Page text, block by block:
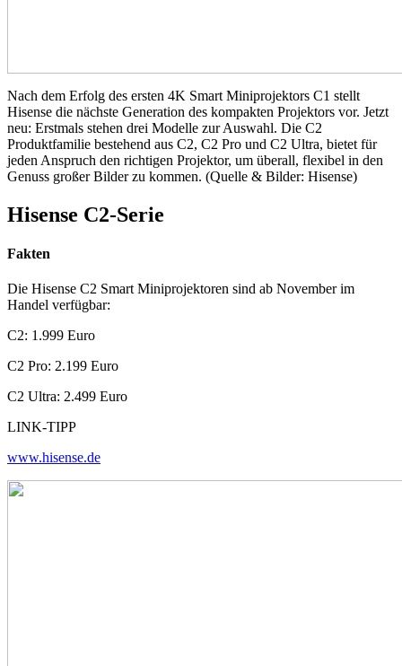
Nach dem Erfolg des ersten 4K Smart Miniprojektors C1 stellt
Hisense die nächste Generation des kompakten Projektors vor. Jetzt
neu: Erstmals stehen drei Modelle zur Auswahl. Die C2
Produktfamilie bestehend aus C2, C2 Pro und C2 Ultra, bietet für
jeden Anspruch den richtigen Projektor, um überall, flexibel in den
Genuss großer Bilder zu kommen. (Quelle & Bilder: Hisense)
Hisense C2-Serie
Fakten
Die Hisense C2 Smart Miniprojektoren sind ab November im
Handel verfügbar:
C2: 1.999 Euro
C2 Pro: 2.199 Euro
C2 Ultra: 2.499 Euro
LINK-TIPP
www.hisense.de